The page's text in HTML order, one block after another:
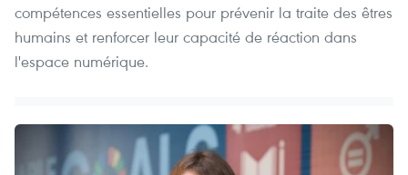
compétences essentielles pour prévenir la traite des êtres
humains et renforcer leur capacité de réaction dans
l'espace numérique.